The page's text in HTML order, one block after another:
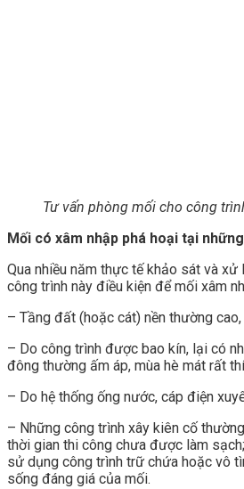
Tư vấn phòng mối cho công
Mối có xâm nhập phá hoại tại
Qua nhiều năm thực tế khảo sát và
công trình này điều kiện để mối xâm
– Tầng đất (hoặc cát) nền thường
– Do công trình được bao kín, lại có
đông thường ấm áp, mùa hè mát rất
– Do hệ thống ống nước, cáp điện
– Những công trình xây kiên cố
thời gian thi công chưa được làm
sử dụng công trình trữ chứa hoặc vô
sống đáng giá của mối.